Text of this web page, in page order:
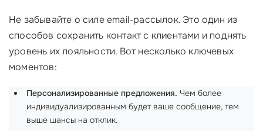
Не забывайте о силе email-рассылок. Это один из
способов сохранить контакт с клиентами и поднять
уровень их лояльности. Вот несколько ключевых
моментов:
Персонализированные предложения. Чем более
индивидуализированным будет ваше сообщение, тем
выше шансы на отклик.